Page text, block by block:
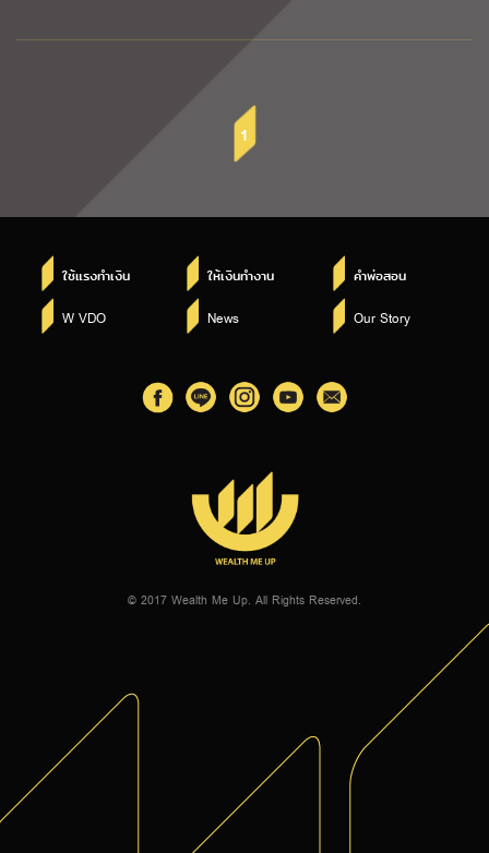
1
ใช้แรงทำเงิน ให้เงินทำงาน คำพ่อสอน
W VDO News Our Story
© 2017 Wealth Me Up. All Rights Reserved.